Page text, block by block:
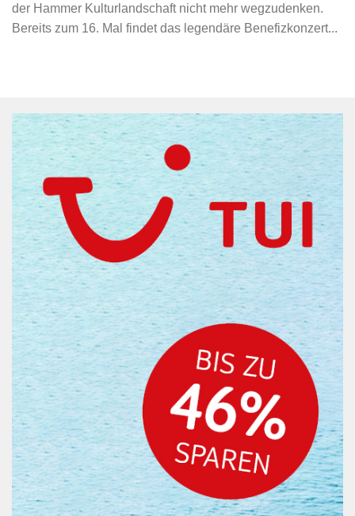
der Hammer Kulturlandschaft nicht mehr wegzudenken.
Bereits zum 16. Mal findet das legendäre Benefizkonzert...